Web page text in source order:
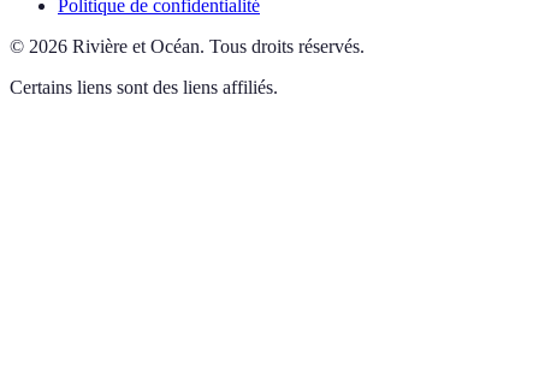
Politique de confidentialité
© 2026 Rivière et Océan. Tous droits réservés.
Certains liens sont des liens affiliés.